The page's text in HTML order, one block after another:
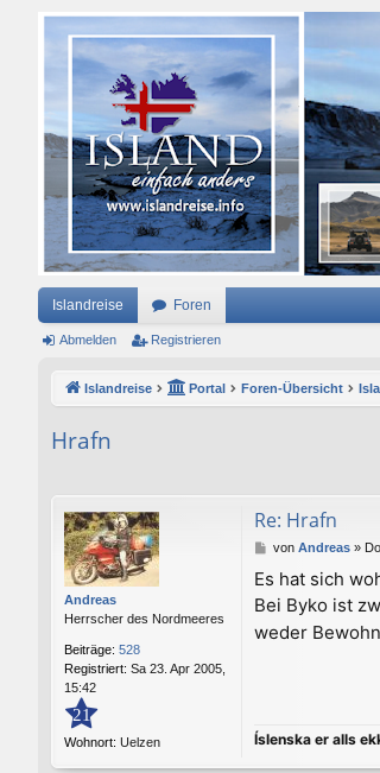
Islandreise Foren
Abmelden Registrieren
Islandreise Portal Foren-Übersicht
Hrafn
Andreas
Herrscher des Nordmeeres
Beiträge: 528
Registriert: Sa 23. Apr 2005,
15:42
21
Wohnort: Uelzen
Re: Hrafn
B
i
t
a
von Andreas»
Es hat sich
Bei Byko ist
weder
Íslenska er alls